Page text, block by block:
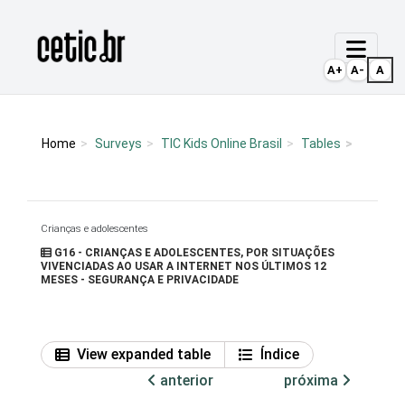
Página inicial
Home Surveys TIC Kids Online Brasil Tables
Crianças e adolescentes
G16 - CRIANÇAS E ADOLESCENTES, POR SITUAÇÕES
VIVENCIADAS AO USAR A INTERNET NOS ÚLTIMOS 12
MESES - SEGURANÇA E PRIVACIDADE
View expanded table
Índice
anterior
próxima
A+ A- A